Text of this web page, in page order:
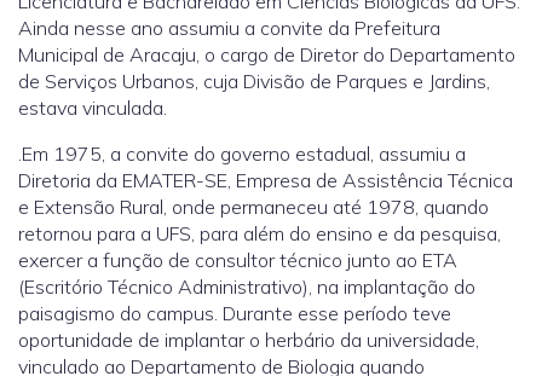
Ainda nesse ano assumiu a convite da Prefeitura
Municipal de Aracaju, o cargo de Diretor do Departamento
de Serviços Urbanos, cuja Divisão de Parques e Jardins,
estava vinculada.
.Em 1975, a convite do governo estadual, assumiu a
Diretoria da EMATER-SE, Empresa de Assistência Técnica
e Extensão Rural, onde permaneceu até 1978, quando
retornou para a UFS, para além do ensino e da pesquisa,
exercer a função de consultor técnico junto ao ETA
(Escritório Técnico Administrativo), na implantação do
paisagismo do campus. Durante esse período teve
oportunidade de implantar o herbário da universidade,
vinculado ao Departamento de Biologia quando